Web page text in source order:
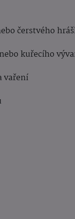
čerstvého
kuřecího
vaření